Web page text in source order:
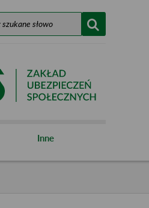
Inne